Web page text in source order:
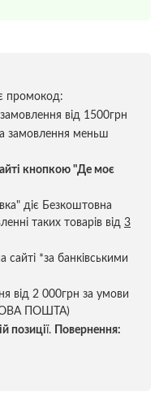
промокод:
від 1500грн
замовлення меньш
кнопкою "Де моє
діє Безкоштовна
таких товарів від 3
сайті *за банківськими
від 2 000грн за умови
ПОШТА)
позиції.
Повернення: